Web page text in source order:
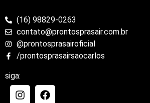
(16) 98829-0263
contato@prontosprasair.com.br
@prontosprasairoficial
/prontosprasairsaocarlos
siga: